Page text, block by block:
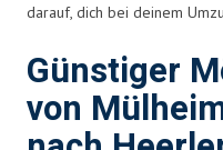
darauf, dich bei deinem
Günstiger
von